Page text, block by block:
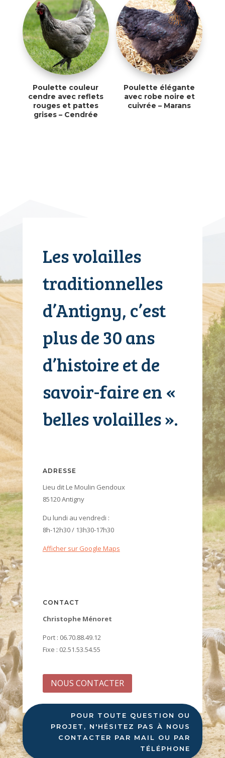
Poulette couleur
cendre avec reflets
rouges et pattes
grises – Cendrée
Poulette élégante
avec robe noire et
cuivrée – Marans
Les volailles
traditionnelles
d’Antigny, c’est
plus de 30 ans
d’histoire et de
savoir-faire en «
belles volailles ».
ADRESSE
Lieu dit Le Moulin Gendoux
85120 Antigny
Du lundi au vendredi :
8h-12h30 / 13h30-17h30
Afficher sur Google Maps
CONTACT
Christophe Ménoret
Port : 06.70.88.49.12
Fixe : 02.51.53.54.55
NOUS CONTACTER
POUR TOUTE QUESTION OU
PROJET, N'HÉSITEZ PAS À NOUS
CONTACTER PAR MAIL OU PAR
TÉLÉPHONE